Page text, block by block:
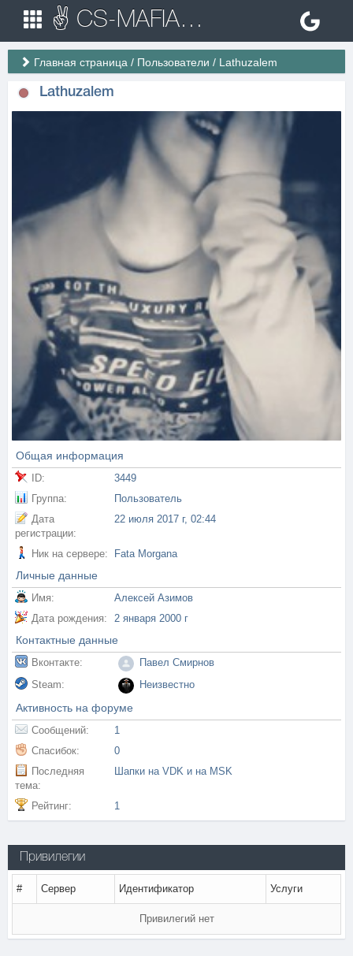
✌ CS-MAFIA.RU ✌ Игровые сервера Counter Strike 1.6
Главная страница / Пользователи / Lathuzalem
Lathuzalem
Общая информация
ID:
3449
Группа:
Пользователь
Дата
регистрации:
22 июля 2017 г, 02:44
Ник на сервере: Fata Morgana
Личные данные
Имя:
Алексей Азимов
Дата рождения:
2 января 2000 г
Контактные данные
Вконтакте:
Павел Смирнов
Steam:
Неизвестно
Активность на форуме
Сообщений:
1
Спасибок:
0
Последняя
тема:
Шапки на VDK и на MSK
Рейтинг: 1
Привилегии
# Сервер Идентификатор Услуги
Привилегий нет